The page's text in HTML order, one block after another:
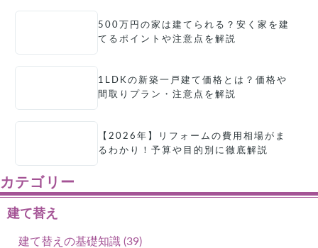
500万円の家は建てられる？安く家を建
てるポイントや注意点を解説
1LDKの新築一戸建て価格とは？価格や
間取りプラン・注意点を解説
【2026年】リフォームの費用相場がま
るわかり！予算や目的別に徹底解説
カテゴリー
建て替え
建て替えの基礎知識 (39)